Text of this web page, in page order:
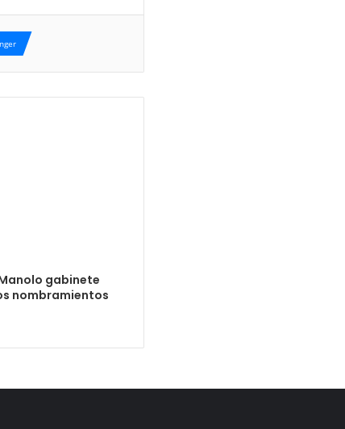
gabinete
nombramientos